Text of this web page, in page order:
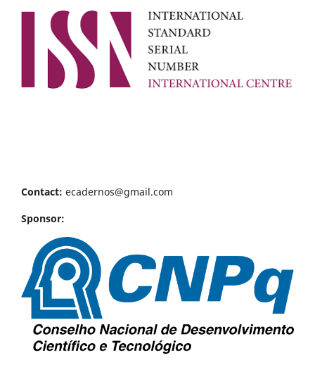
Contact: ecadernos@gmail.com
Sponsor: